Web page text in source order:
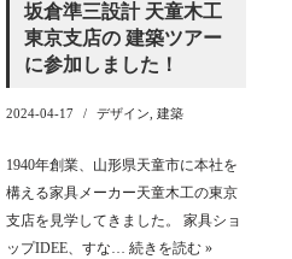
坂倉準三設計 天童木工
東京支店の 建築ツアー
に参加しました！
2024-04-17 デザイン ,建築
1940年創業、山形県天童市に本社を
構える家具メーカー天童木工の東京
支店を見学してきました。 家具ショ
ップIDEE、すな…続きを読む »